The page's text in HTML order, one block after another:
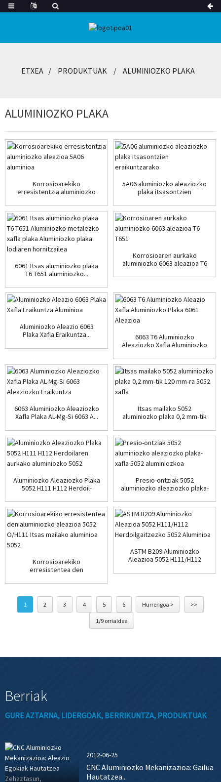
ETXEA PRODUKTUAK ALUMINIOZKO PLAKA
ALUMINIOZKO PLAKA
Korrosioarekiko
erresistentzia aluminiozko
5A06 aluminiozko aleaziozko
plaka itsasontzien
6061 Itsas aluminiozko plaka
T6 T651 aluminiozko...
Korrosioaren aurkako
aluminiozko 6063 aleazioa T6
Aluminiozko Aleazio 6063
Plaka Xafla Eraikuntza...
6063 T6 Aluminiozko
Aleaziozko Xafla Aluminiozko
6063 Aluminiozko Aleaziozko
Xafla Plaka AL-Mg-Si 6063 A...
Itsas mailako 5052
aluminiozko plaka 0,2 mm-tik
Aluminiozko Aleaziozko Plaka
5052 H111 H112 Herdoil-
Presio-ontziak 5052
aluminiozko aleaziozko plaka-
Korrosioarekiko
erresistentea den
O/H111 ...
ASTM B209 Aluminiozko
Aleazioa 5052 H111/H112
1 2 3 4 5 6 Hurrengoa > >>
1/9 orrialdea
Berriak
GURE AZTARNA, LIDERGOAK, BERRIKUNTZA, PRODUKTUAK
2012-06-25
CNC Aluminiozko Mekanizazioa: Gailua
Hautatzea...